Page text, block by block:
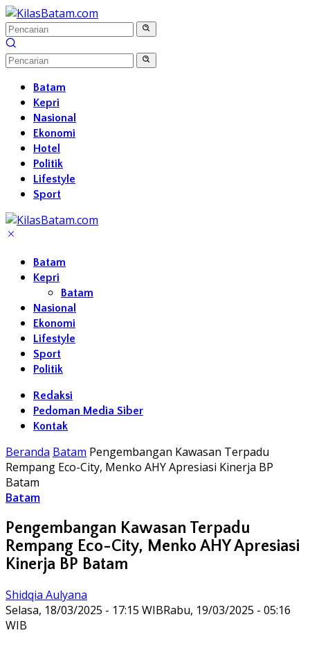
Langsung
ke
konten
Batam
Kepri
Nasional
Ekonomi
Hotel
Politik
Lifestyle
Sport
Batam
Kepri
Batam
Nasional
Ekonomi
Lifestyle
Sport
Politik
Redaksi
Pedoman Media Siber
Kontak
Beranda Batam Pengembangan Kawasan Terpadu
Rempang Eco-City, Menko AHY Apresiasi Kinerja BP
Batam
Batam
Pengembangan Kawasan Terpadu
Rempang Eco-City, Menko AHY Apresiasi
Kinerja BP Batam
Shidqia Aulyana
Selasa, 18/03/2025 - 17:15 WIBRabu, 19/03/2025 - 05:16
WIB